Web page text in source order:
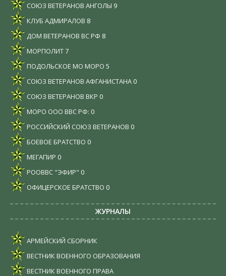
СОЮЗ ВЕТЕРАНОВ АНГОЛЫ 9
КЛУБ АДМИРАЛОВ 8
ДОМ ВЕТЕРАНОВ ВС РФ 8
МОРПОЛИТ7
ПОДОЛЬСКОЕ МО МОРО 5
СОЮЗ ВЕТЕРАНОВ АФГАНИСТАНА 0
СОЮЗ ВЕТЕРАНОВ ВКР 0
МОРО ООО ВВС РФ: 0
РОССИЙСКИЙ СОЮЗ ВЕТЕРАНОВ 0
БОЕВОЕ БРАТСТВО 0
МЕГАПИР 0
РООВВС "ЭФИР" 0
ОФИЦЕРСКОЕ БРАТСТВО 0
ЖУРНАЛЫ
АРМЕЙСКИЙ СБОРНИК
ВЕСТНИК ВОЕННОГО ОБРАЗОВАНИЯ
ВЕСТНИК ВОЕННОГО ПРАВА